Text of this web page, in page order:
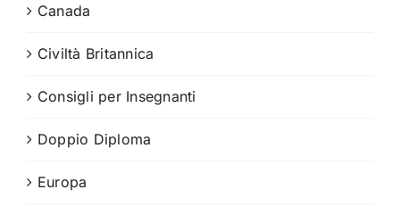
Canada
Civiltà Britannica
Consigli per Insegnanti
Doppio Diploma
Europa